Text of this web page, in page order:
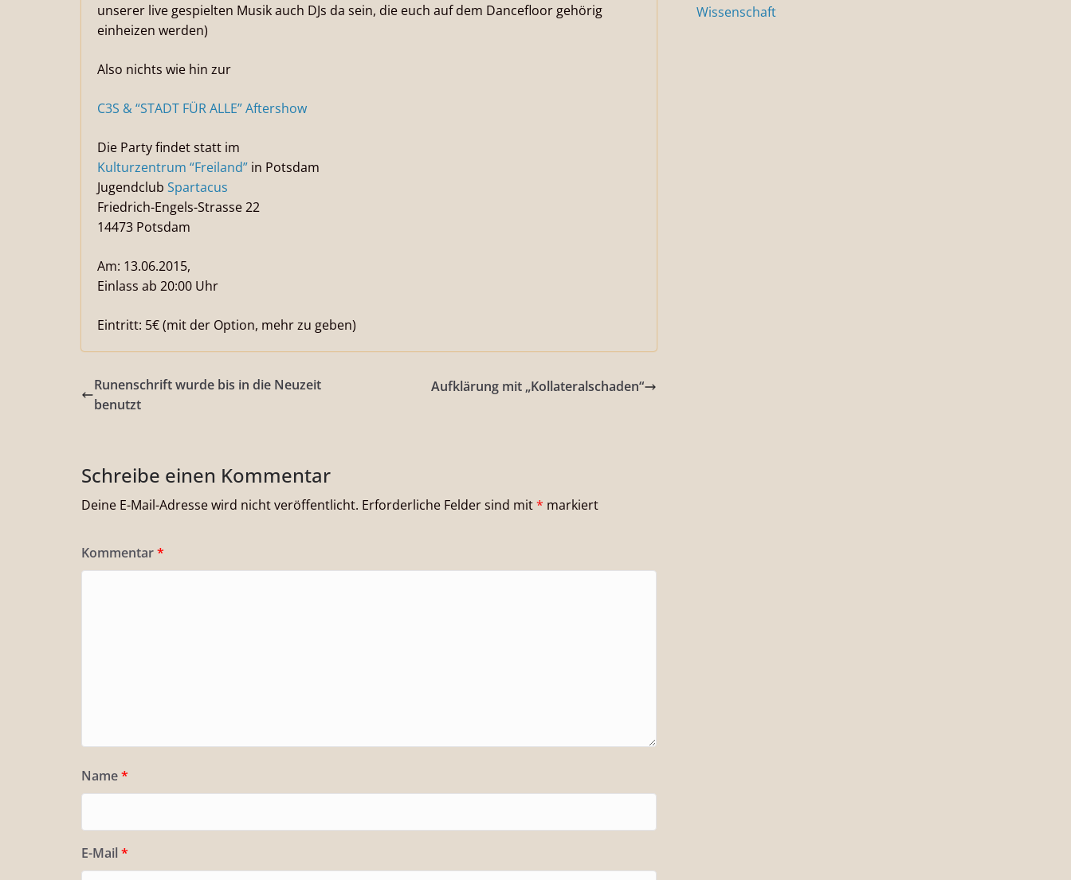
unserer live gespielten Musik auch DJs da sein, die euch auf dem Dancefloor gehörig
einheizen werden)
Also nichts wie hin zur
C3S & “STADT FÜR ALLE” Aftershow
Die Party findet statt im
Kulturzentrum “Freiland” in Potsdam
Jugendclub Spartacus
Friedrich-Engels-Strasse 22
14473 Potsdam
Am: 13.06.2015,
Einlass ab 20:00 Uhr
Eintritt: 5€ (mit der Option, mehr zu geben)
Runenschrift wurde bis in die Neuzeit
benutzt
Aufklärung mit „Kollateralschaden“
Schreibe einen Kommentar
Deine E-Mail-Adresse wird nicht veröffentlicht. Erforderliche Felder sind mit* markiert
Kommentar*
Name*
E-Mail *
Wissenschaft